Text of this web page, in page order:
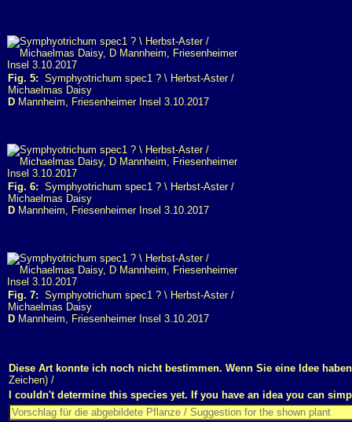
Fig. 5: Symphyotrichum spec1 ? \ Herbst-Aster /
Michaelmas Daisy
D Mannheim, Friesenheimer Insel 3.10.2017
Fig. 6: Symphyotrichum spec1 ? \ Herbst-Aster /
Michaelmas Daisy
D Mannheim, Friesenheimer Insel 3.10.2017
Fig. 7: Symphyotrichum spec1 ? \ Herbst-Aster /
Michaelmas Daisy
D Mannheim, Friesenheimer Insel 3.10.2017
Diese Art konnte ich noch nicht bestimmen. Wenn Sie eine Idee
Zeichen) /
I couldn't determine this species yet. If you have an idea you can